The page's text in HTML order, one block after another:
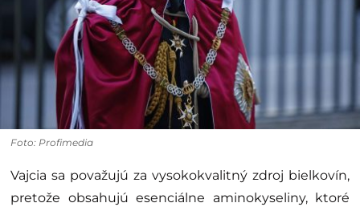
Foto: Profimedia
Vajcia sa považujú za vysokokvalitný zdroj bielkovín,
pretože obsahujú esenciálne aminokyseliny, ktoré